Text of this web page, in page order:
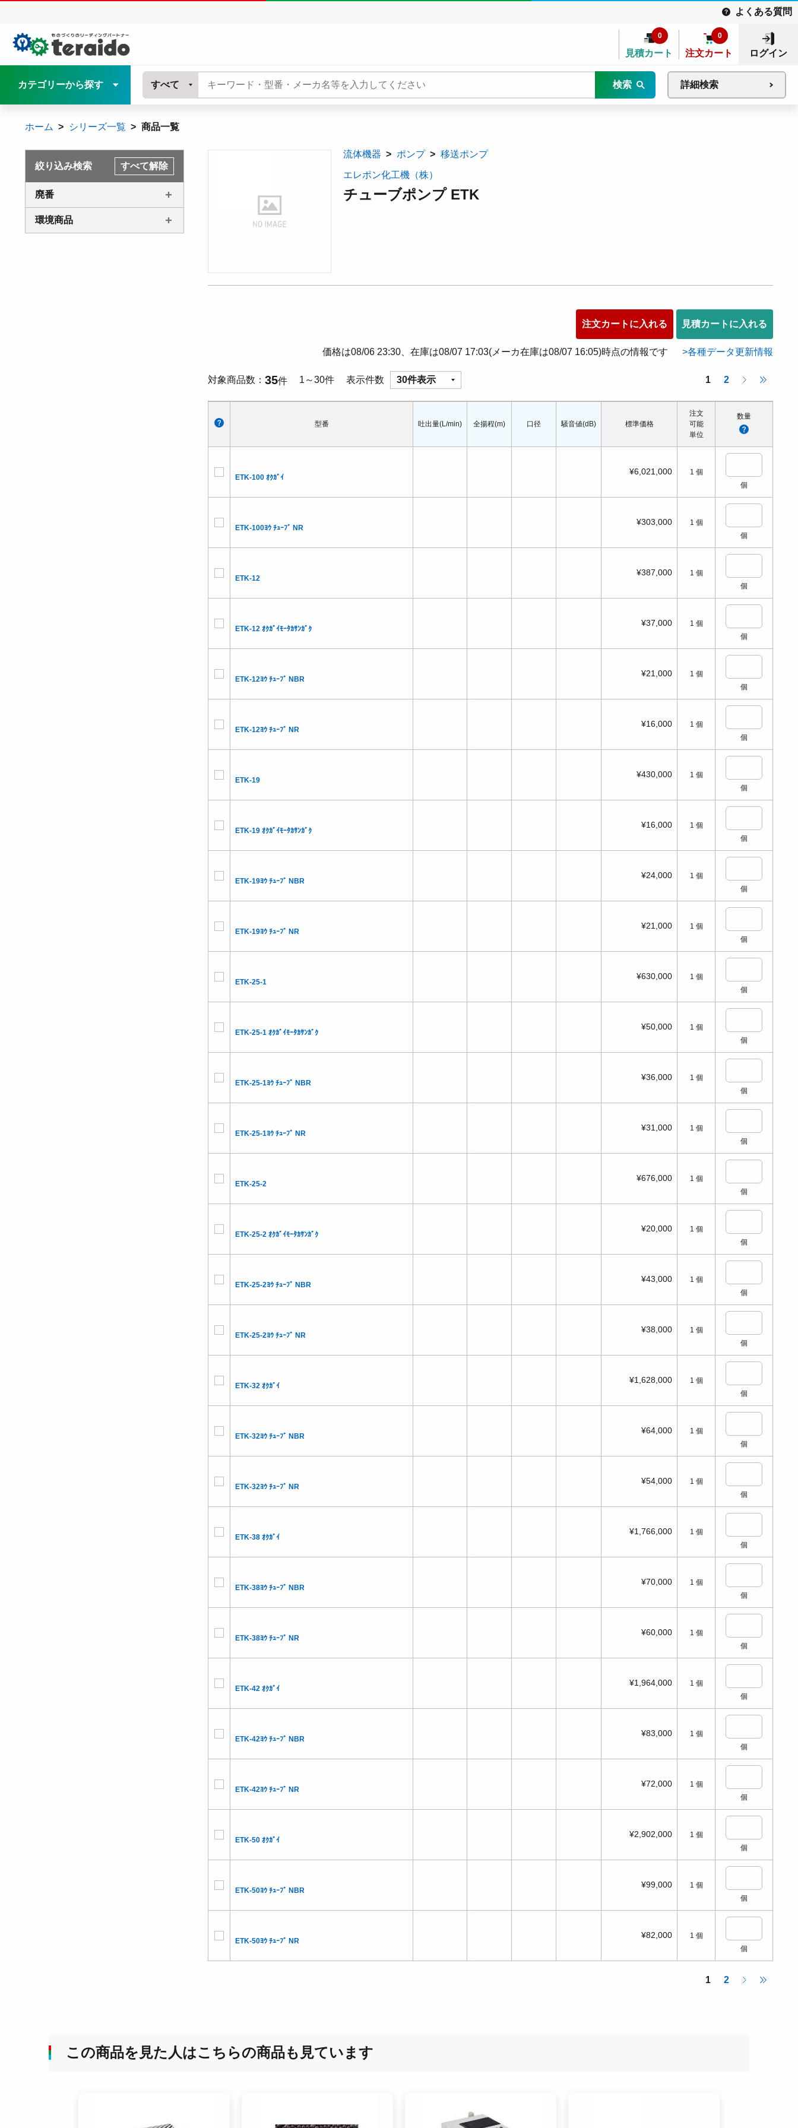
よくある質問
見積カート
0
注文カート
0
ログイン
カテゴリーから探す すべて 検索 詳細検索
ホーム シリーズ一覧 商品一覧
絞り込み検索 すべて解除
廃番
環境商品
流体機器 ポンプ 移送ポンプ
エレポン化工機（株）
チューブポンプ ETK
注文カートに入れる 見積カートに入れる
価格は08/06 23:30、在庫は08/07 17:03(メーカ在庫は08/07 16:05)時点の情報です 各種データ更新情報
対象商品数 35件 1～30件 表示件数 30件表示 1 2
型番
ETK-100 ｵｸｶﾞｲ
ETK-100ﾖｳ ﾁｭｰﾌﾞ NR
ETK-12
ETK-12 ｵｸｶﾞｲﾓｰﾀｶｻﾝｶﾞｸ
ETK-12ﾖｳ ﾁｭｰﾌﾞ NBR
ETK-12ﾖｳ ﾁｭｰﾌﾞ NR
ETK-19
ETK-19 ｵｸｶﾞｲﾓｰﾀｶｻﾝｶﾞｸ
ETK-19ﾖｳ ﾁｭｰﾌﾞ NBR
ETK-19ﾖｳ ﾁｭｰﾌﾞ NR
ETK-25-1
ETK-25-1 ｵｸｶﾞｲﾓｰﾀｶｻﾝｶﾞｸ
ETK-25-1ﾖｳ ﾁｭｰﾌﾞ NBR
ETK-25-1ﾖｳ ﾁｭｰﾌﾞ NR
ETK-25-2
ETK-25-2 ｵｸｶﾞｲﾓｰﾀｶｻﾝｶﾞｸ
ETK-25-2ﾖｳ ﾁｭｰﾌﾞ NBR
ETK-25-2ﾖｳ ﾁｭｰﾌﾞ NR
ETK-32 ｵｸｶﾞｲ
ETK-32ﾖｳ ﾁｭｰﾌﾞ NBR
ETK-32ﾖｳ ﾁｭｰﾌﾞ NR
ETK-38 ｵｸｶﾞｲ
ETK-38ﾖｳ ﾁｭｰﾌﾞ NBR
ETK-38ﾖｳ ﾁｭｰﾌﾞ NR
ETK-42 ｵｸｶﾞｲ
ETK-42ﾖｳ ﾁｭｰﾌﾞ NBR
ETK-42ﾖｳ ﾁｭｰﾌﾞ NR
ETK-50 ｵｸｶﾞｲ
ETK-50ﾖｳ ﾁｭｰﾌﾞ NBR
ETK-50ﾖｳ ﾁｭｰﾌﾞ NR
吐出量(L/min) 全揚程(m) 口径 騒音値(dB) 標準価格
注文
可能
単位
数量
¥6,021,000 1 個
個
¥303,000 1 個
個
¥387,000 1 個
個
¥37,000 1 個
個
¥21,000 1 個
個
¥16,000 1 個
個
¥430,000 1 個
個
¥16,000 1 個
個
¥24,000 1 個
個
¥21,000 1 個
個
¥630,000 1 個
個
¥50,000 1 個
個
¥36,000 1 個
個
¥31,000 1 個
個
¥676,000 1 個
個
¥20,000 1 個
個
¥43,000 1 個
個
¥38,000 1 個
個
¥1,628,000 1 個
個
¥64,000 1 個
個
¥54,000 1 個
個
¥1,766,000 1 個
個
¥70,000 1 個
個
¥60,000 1 個
個
¥1,964,000 1 個
個
¥83,000 1 個
個
¥72,000 1 個
個
¥2,902,000 1 個
個
¥99,000 1 個
個
¥82,000 1 個
個
1 2
この商品を見た人はこちらの商品も見ています